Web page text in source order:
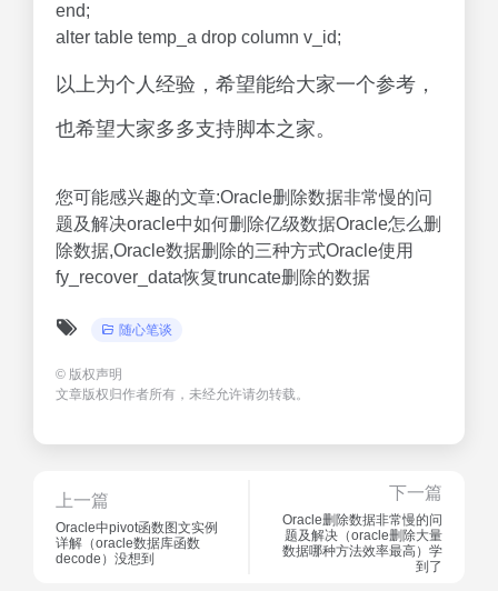
end;
alter table temp_a drop column v_id;
以上为个人经验，希望能给大家一个参考，
也希望大家多多支持脚本之家。
您可能感兴趣的文章:Oracle删除数据非常慢的问
题及解决oracle中如何删除亿级数据Oracle怎么删
除数据,Oracle数据删除的三种方式Oracle使用
fy_recover_data恢复truncate删除的数据
随心笔谈
© 版权声明
文章版权归作者所有，未经允许请勿转载。
上一篇
Oracle中pivot函数图文实例
详解（oracle数据库函数
decode）没想到
下一篇
Oracle删除数据非常慢的问
题及解决（oracle删除大量
数据哪种方法效率最高）学
到了